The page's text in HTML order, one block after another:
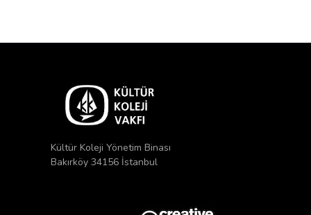
Kültür Koleji Yönetim Binası
Bakırköy 34156 İstanbul